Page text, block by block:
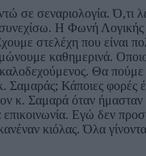
σε σεναριολογία. Ό,τι
Η Φωνή Λογικής
στελέχη που είναι
καθημερινά.
καλοδεχούμενος. Θα
Σαμαράς; Κάποιες φορές
κ. Σαμαρά όταν
επικοινωνία. Εγώ δεν
κιόλας. Όλα